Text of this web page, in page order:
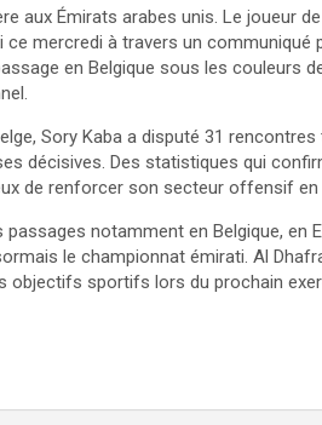
aux Émirats arabes unis. Le joueur
ce mercredi à travers un
en Belgique sous les couleurs
Sory Kaba a disputé 31
décisives. Des statistiques qui
de renforcer son secteur offensif
notamment en Belgique, en
le championnat émirati. Al
objectifs sportifs lors du prochain